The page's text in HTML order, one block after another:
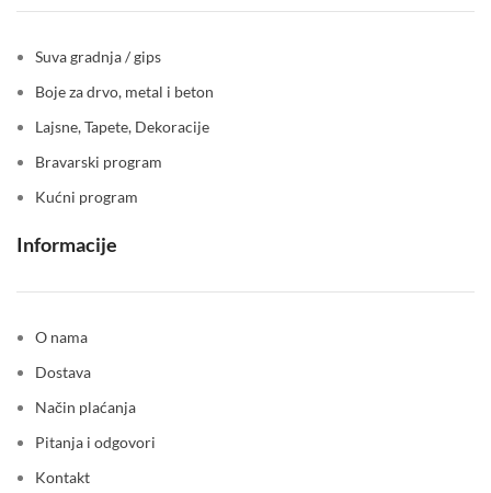
Suva gradnja / gips
Boje za drvo, metal i beton
Lajsne, Tapete, Dekoracije
Bravarski program
Kućni program
Informacije
O nama
Dostava
Način plaćanja
Pitanja i odgovori
Kontakt